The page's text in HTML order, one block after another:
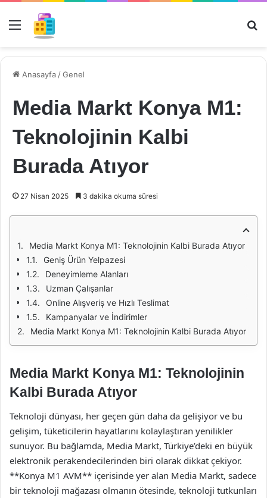
Menü
Anasayfa /Genel
Media Markt Konya M1:
Teknolojinin Kalbi
Burada Atıyor
27 Nisan 2025 3 dakika okuma süresi
Media Markt Konya M1: Teknolojinin Kalbi Burada Atıyor
Geniş Ürün Yelpazesi
Deneyimleme Alanları
Uzman Çalışanlar
Online Alışveriş ve Hızlı Teslimat
Kampanyalar ve İndirimler
Media Markt Konya M1: Teknolojinin Kalbi Burada Atıyor
Media Markt Konya M1: Teknolojinin
Kalbi Burada Atıyor
Teknoloji dünyası, her geçen gün daha da gelişiyor ve bu
gelişim, tüketicilerin hayatlarını kolaylaştıran yenilikler
sunuyor. Bu bağlamda, Media Markt, Türkiye’deki en büyük
elektronik perakendecilerinden biri olarak dikkat çekiyor.
**Konya M1 AVM** içerisinde yer alan Media Markt, sadece
bir teknoloji mağazası olmanın ötesinde, teknoloji tutkunları